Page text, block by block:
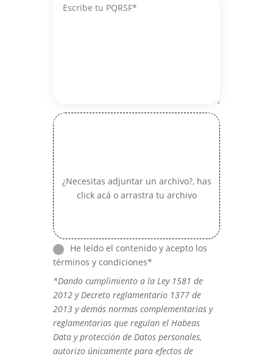
¿Necesitas adjuntar un archivo?, has
click acá o arrastra tu archivo
He leído el contenido y acepto los
términos y condiciones*
*Dando cumplimiento a la Ley 1581 de
2012 y Decreto reglamentario 1377 de
2013 y demás normas complementarias y
reglamentarias que regulan el Habeas
Data y protección de Datos personales,
autorizo únicamente para efectos de